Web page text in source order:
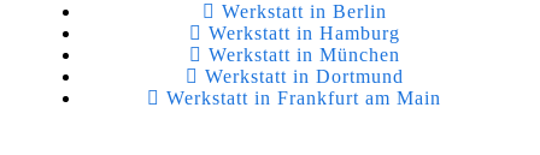
Werkstatt in Berlin
Werkstatt in Hamburg
Werkstatt in München
Werkstatt in Dortmund
Werkstatt in Frankfurt am Main